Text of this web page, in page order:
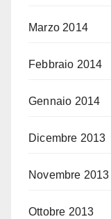
Marzo 2014
Febbraio 2014
Gennaio 2014
Dicembre 2013
Novembre 2013
Ottobre 2013